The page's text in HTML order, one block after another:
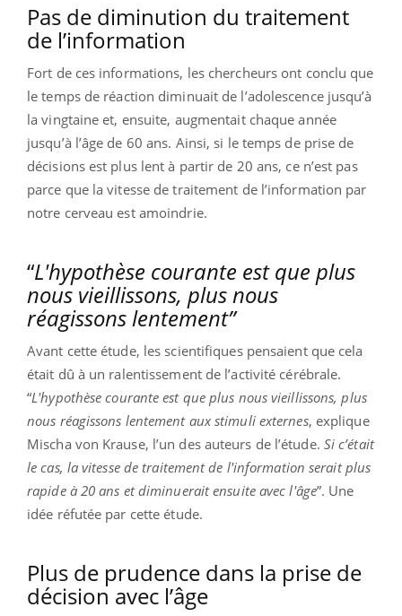
Pas de diminution du traitement
de l’information
Fort de ces informations, les chercheurs ont conclu que
le temps de réaction diminuait de l’adolescence jusqu’à
la vingtaine et, ensuite, augmentait chaque année
jusqu’à l’âge de 60 ans. Ainsi, si le temps de prise de
décisions est plus lent à partir de 20 ans, ce n’est pas
parce que la vitesse de traitement de l’information par
notre cerveau est amoindrie.
“L'hypothèse courante est que plus
nous vieillissons, plus nous
réagissons lentement”
Avant cette étude, les scientifiques pensaient que cela
était dû à un ralentissement de l’activité cérébrale.
“L'hypothèse courante est que plus nous vieillissons, plus
nous réagissons lentement aux stimuli externes, explique
Mischa von Krause, l’un des auteurs de l’étude. Si c’était
le cas, la vitesse de traitement de l'information serait plus
rapide à 20 ans et diminuerait ensuite avec l'âge”. Une
idée réfutée par cette étude.
Plus de prudence dans la prise de
décision avec l’âge